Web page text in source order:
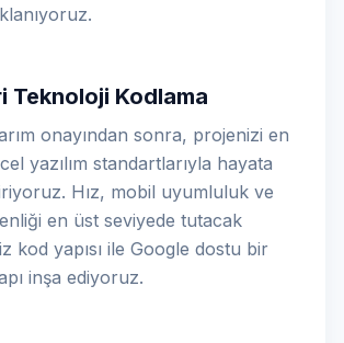
Teknoloji Kodlama
onayından sonra, projenizi en
yazılım standartlarıyla hayata
Hız, mobil uyumluluk ve
en üst seviyede tutacak
kod yapısı ile Google dostu bir
inşa ediyoruz.